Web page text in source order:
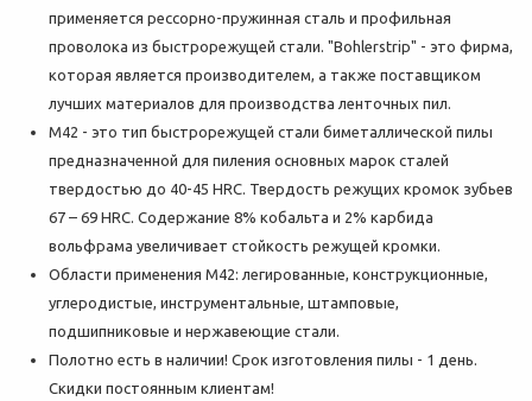
применяется рессорно-пружинная сталь и профильная
проволока из быстрорежущей стали. "Bohlerstrip" - это фирма,
которая является производителем, а также поставщиком
лучших материалов для производства ленточных пил.
M42 - это тип быстрорежущей стали биметаллической пилы
предназначенной для пиления основных марок сталей
твердостью до 40-45 HRC. Твердость режущих кромок зубьев
67 – 69 HRC. Содержание 8% кобальта и 2% карбида
вольфрама увеличивает стойкость режущей кромки.
Области применения М42: легированные, конструкционные,
углеродистые, инструментальные, штамповые,
подшипниковые и нержавеющие стали.
Полотно есть в наличии! Срок изготовления пилы - 1 день.
Скидки постоянным клиентам!